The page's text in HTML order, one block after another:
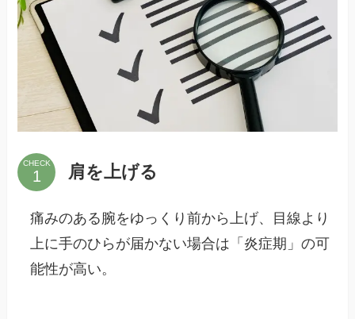
CHECK 肩を上げる
痛みのある腕をゆっくり前から上げ、目線より
上に手のひらが届かない場合は「炎症期」の可
能性が高い。